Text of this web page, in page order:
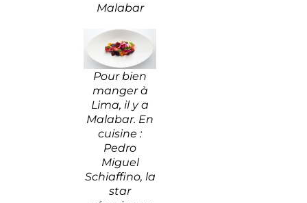
Malabar
Pour bien
manger à
Lima, il y a
Malabar. En
cuisine :
Pedro
Miguel
Schiaffino, la
star